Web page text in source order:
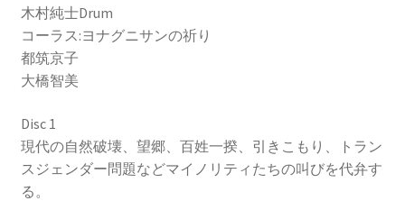
木村純士Drum
コーラス:ヨナグニサンの祈り
都筑京子
大橋智美
Disc 1
現代の自然破壊、望郷、百姓一揆、引きこもり、トラン
スジェンダー問題などマイノリティたちの叫びを代弁す
る。